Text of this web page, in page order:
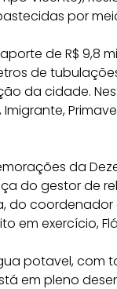
por
de R$ 9,8
de
da cidade.
da
do gestor de
do
em exercício,
potavel, com
em pleno